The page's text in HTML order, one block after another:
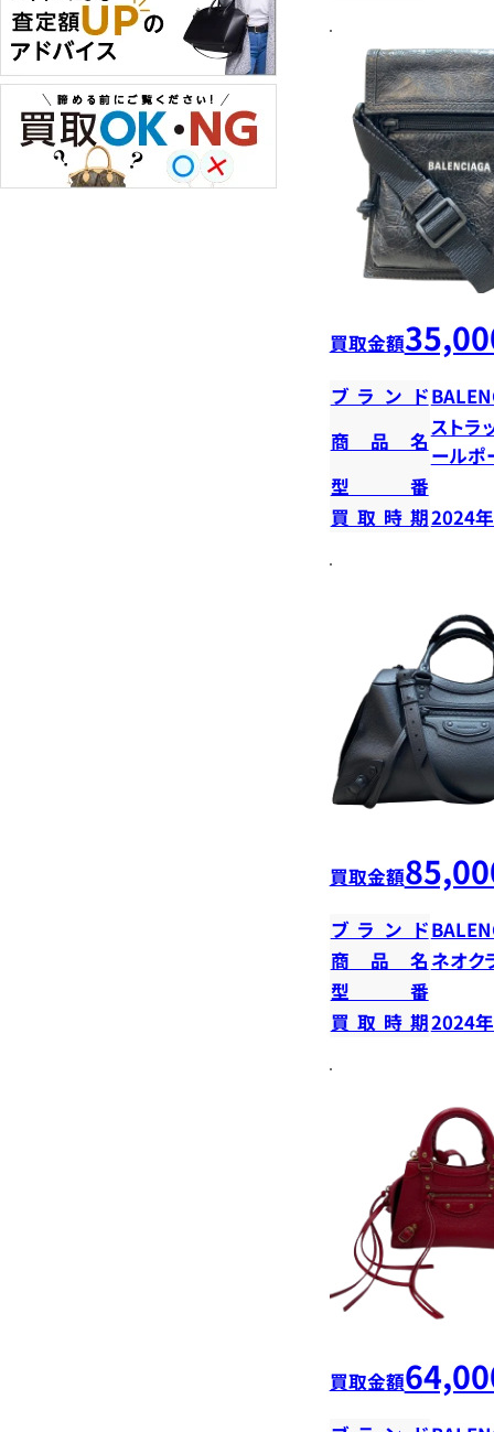
買取金額
ブランド
商品名
ストラ
ールポ
型番
買取時期2024
買取金額
ブランド
商品名 ネオク
型番
買取時期2024
買取金額